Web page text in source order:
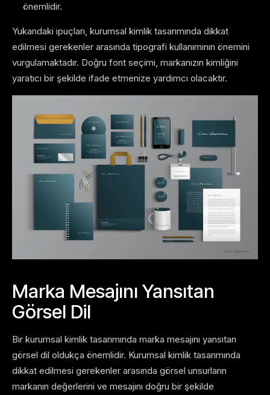
önemlidir.
Yukarıdaki ipuçları, kurumsal kimlik tasarımında dikkat
edilmesi gerekenler arasında tipografi kullanımının önemini
vurgulamaktadır. Doğru font seçimi, markanızın kimliğini
yaratıcı bir şekilde ifade etmenize yardımcı olacaktır.
Marka Mesajını Yansıtan
Görsel Dil
Bir kurumsal kimlik tasarımında marka mesajını yansıtan
görsel dil oldukça önemlidir. Kurumsal kimlik tasarımında
dikkat edilmesi gerekenler arasında görsel unsurların
markanın değerlerini ve mesajını doğru bir şekilde